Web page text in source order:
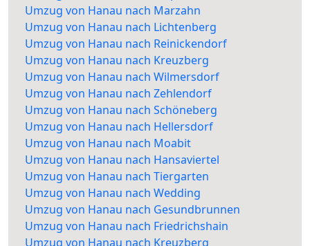
Umzug von Hanau nach Marzahn
Umzug von Hanau nach Lichtenberg
Umzug von Hanau nach Reinickendorf
Umzug von Hanau nach Kreuzberg
Umzug von Hanau nach Wilmersdorf
Umzug von Hanau nach Zehlendorf
Umzug von Hanau nach Schöneberg
Umzug von Hanau nach Hellersdorf
Umzug von Hanau nach Moabit
Umzug von Hanau nach Hansaviertel
Umzug von Hanau nach Tiergarten
Umzug von Hanau nach Wedding
Umzug von Hanau nach Gesundbrunnen
Umzug von Hanau nach Friedrichshain
Umzug von Hanau nach Kreuzberg